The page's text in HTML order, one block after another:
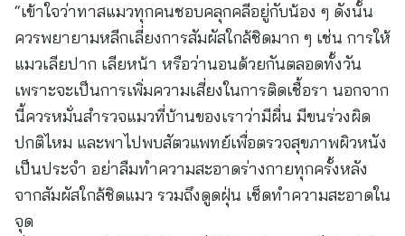
“เข้าใจว่าทาสแมวทุกคนชอบคลุกคลีอยู่กับน้อง ๆ ดังนั้น
ควรพยายามหลีกเลี่ยงการสัมผัสใกล้ชิดมาก ๆ เช่น การให้
แมวเลียปาก เลียหน้า หรือว่านอนด้วยกันตลอดทั้งวัน
เพราะจะเป็นการเพิ่มความเสี่ยงในการติดเชื้อรา นอกจาก
นี้ควรหมั่นสํารวจแมวที่บ้านของเราว่ามีผื่น มีขนร่วงผิด
ปกติไหม และพาไปพบสัตวแพทย์เพื่อตรวจสุขภาพผิวหนัง
เป็นประจำ อย่าลืมทําความสะอาดร่างกายทุกครั้งหลัง
จากสัมผัสใกล้ชิดแมว รวมถึงดูดฝุ่น เช็ดทําความสะอาดใน
จุด